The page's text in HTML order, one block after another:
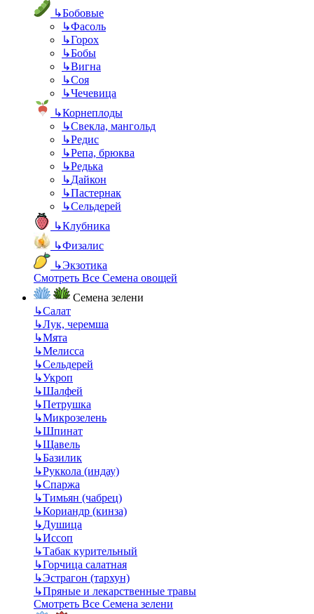
↳Бобовые
↳Фасоль
↳Горох
↳Бобы
↳Вигна
↳Соя
↳Чечевица
↳Корнеплоды
↳Свекла, мангольд
↳Редис
↳Репа, брюква
↳Редька
↳Дайкон
↳Пастернак
↳Сельдерей
↳Клубника
↳Физалис
↳Экзотика
Смотреть Все Семена овощей
Семена зелени
↳Салат
↳Лук, черемша
↳Мята
↳Мелисса
↳Сельдерей
↳Укроп
↳Шалфей
↳Петрушка
↳Микрозелень
↳Шпинат
↳Щавель
↳Базилик
↳Руккола (индау)
↳Спаржа
↳Тимьян (чабрец)
↳Кориандр (кинза)
↳Душица
↳Иссоп
↳Табак курительный
↳Горчица салатная
↳Эстрагон (тархун)
↳Пряные и лекарственные травы
Смотреть Все Семена зелени